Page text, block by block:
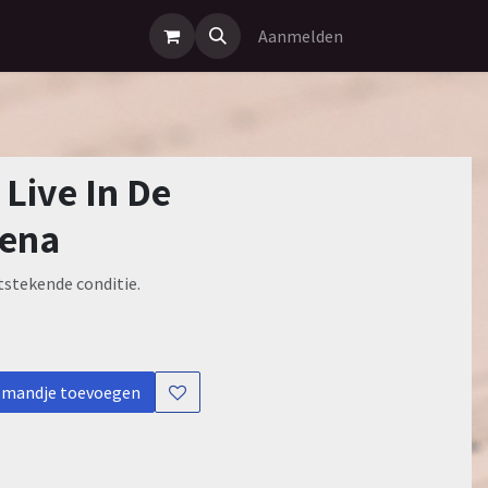
Aanmelden
In De
conditie.
toevoegen